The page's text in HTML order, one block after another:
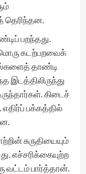
பறந்தது.
கடற்பறவைக்
தாண்டி
இடத்திலிருந்து
கிடைச்
எதிர்ப் பக்கத்தில்
சுருதியையும்
எச்சரிக்கையுற்ற
பார்த்தான்.